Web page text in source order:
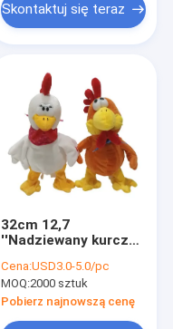
Skontaktuj się teraz
32cm 12,7
''Nadziewany kurczak
Duży zając
wielkanocny
Wypchane zwierzę
Nietoksyczne
Cena:USD3.0-5.0/pc
MOQ:2000 sztuk
Pobierz najnowszą cenę